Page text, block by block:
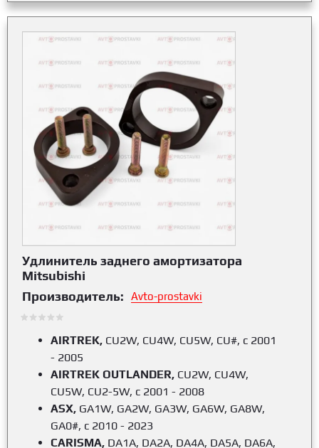
Удлинитель заднего амортизатора
Mitsubishi
Производитель:
Avto-prostavki
AIRTREK, CU2W, CU4W, CU5W, CU#, с 2001
- 2005
AIRTREK OUTLANDER, CU2W, CU4W,
CU5W, CU2-5W, с 2001 - 2008
ASX, GA1W, GA2W, GA3W, GA6W, GA8W,
GA0#, с 2010 - 2023
CARISMA, DA1A, DA2A, DA4A, DA5A, DA6A,